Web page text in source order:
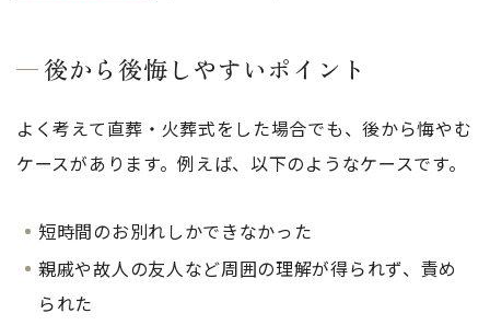
後から後悔しやすいポイント
よく考えて直葬・火葬式をした場合でも、後から悔やむ
ケースがあります。例えば、以下のようなケースです。
短時間のお別れしかできなかった
親戚や故人の友人など周囲の理解が得られず、責め
られた